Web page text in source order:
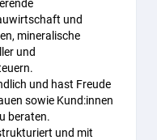
und
mineralische
und
und hast Freude
sowie Kund:innen
beraten.
und mit